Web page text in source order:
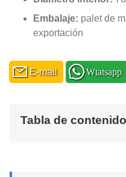
Embalaje: palet de
exportación
E-mail Wtatsapp
Tabla de